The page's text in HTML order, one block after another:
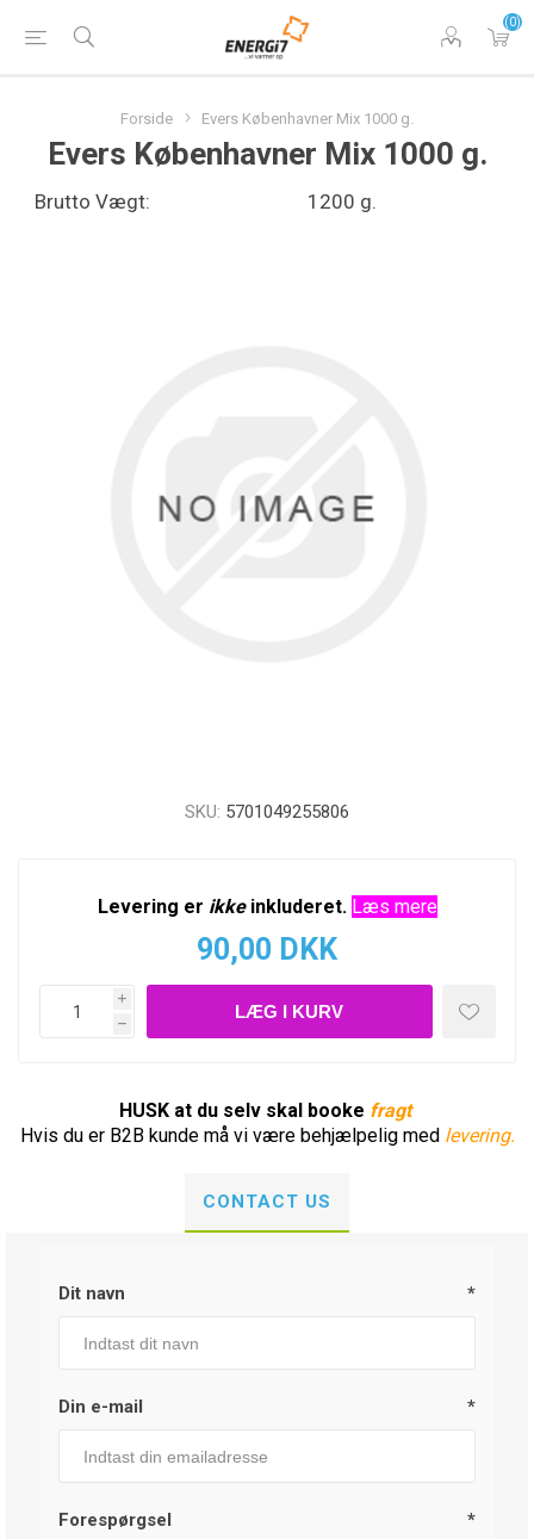
(0)
Forside Evers Københavner Mix 1000 g.
Evers Københavner Mix 1000 g.
Brutto Vægt: 1200 g.
SKU: 5701049255806
Levering er ikkeinkluderet. Læs mere
90,00 DKK
i
h
HUSK at du selv skal booke fragt
Hvis du er B2B kunde må vi være behjælpelig med levering.
CONTACT US
Dit navn *
Din e-mail *
Forespørgsel *